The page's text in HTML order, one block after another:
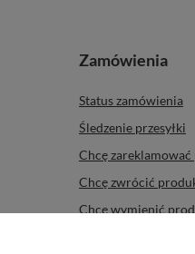
Zamówienia
Status zamówienia
Śledzenie przesyłki
Chcę
Chcę zwrócić
Chcę wymienić